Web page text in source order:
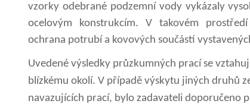
vzorky odebrané podzemní vody vykázaly
ocelovým konstrukcím. V takovém
ochrana potrubí a kovových součástí
Uvedené výsledky průzkumných prací se
blízkému okolí. V případě výskytu jiných druhů
navazujících prací, bylo zadavateli doporučeno